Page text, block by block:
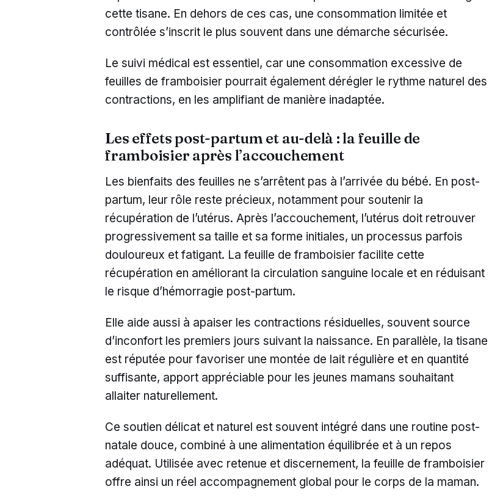
cette tisane. En dehors de ces cas, une consommation limitée et
contrôlée s’inscrit le plus souvent dans une démarche sécurisée.
Le suivi médical est essentiel, car une consommation excessive de
feuilles de framboisier pourrait également dérégler le rythme naturel des
contractions, en les amplifiant de manière inadaptée.
Les effets post-partum et au-delà : la feuille de
framboisier après l’accouchement
Les bienfaits des feuilles ne s’arrêtent pas à l’arrivée du bébé. En post-
partum, leur rôle reste précieux, notamment pour soutenir la
récupération de l’utérus. Après l’accouchement, l’utérus doit retrouver
progressivement sa taille et sa forme initiales, un processus parfois
douloureux et fatigant. La feuille de framboisier facilite cette
récupération en améliorant la circulation sanguine locale et en réduisant
le risque d’hémorragie post-partum.
Elle aide aussi à apaiser les contractions résiduelles, souvent source
d’inconfort les premiers jours suivant la naissance. En parallèle, la tisane
est réputée pour favoriser une montée de lait régulière et en quantité
suffisante, apport appréciable pour les jeunes mamans souhaitant
allaiter naturellement.
Ce soutien délicat et naturel est souvent intégré dans une routine post-
natale douce, combiné à une alimentation équilibrée et à un repos
adéquat. Utilisée avec retenue et discernement, la feuille de framboisier
offre ainsi un réel accompagnement global pour le corps de la maman.